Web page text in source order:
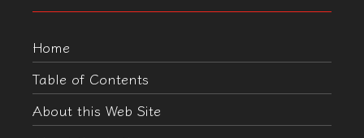
Home
Table of Contents
About this Web Site